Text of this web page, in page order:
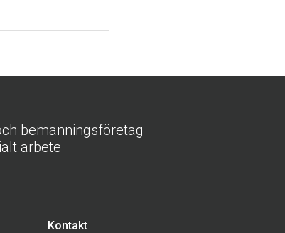
bemanningsföretag
arbete
Kontakt